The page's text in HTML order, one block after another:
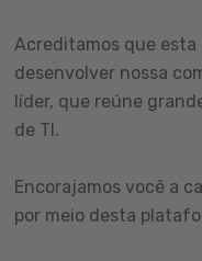
Acreditamos que
desenvolver nossa
líder, que reúne
de TI.
Encorajamos você a
por meio desta